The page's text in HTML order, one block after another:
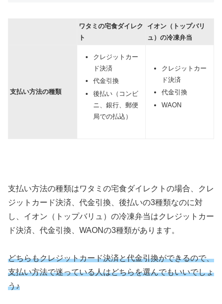
ワタミの宅食ダイレク
ト
イオン（トップバリ
ュ）の冷凍弁当
支払い方法の種類
クレジットカー
ド決済
代金引換
後払い（コンビ
ニ、銀行、郵便
局での払込）
クレジットカー
ド決済
代金引換
WAON
支払い方法の種類はワタミの宅食ダイレクトの場合、クレ
ジットカード決済、代金引換、後払いの3種類なのに対
し、イオン（トップバリュ）の冷凍弁当はクレジットカー
ド決済、代金引換、WAONの3種類があります。
どちらもクレジットカード決済と代金引換ができるので、
支払い方法で迷っている人はどちらを選んでもいいでしょ
う♪